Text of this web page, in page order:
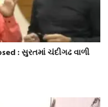
: સુરતમાં ચંદીગઢ વાળી